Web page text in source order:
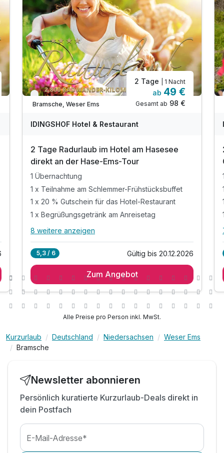
Ausstattung
Zusatznächte
Juniorsuite/n
WAR
202
Verfügbar bis Dezember
Bramsche, Weser Ems
2 Tage | 1 Nacht
ab 49 €
Gesamt ab 98 €
IDINGSHOF Hotel & Restaurant
2 Tage Radurlaub im Hotel am Hasesee
direkt an der Hase-Ems-Tour
1 Übernachtung
1 x Teilnahme am Schlemmer-Frühstücksbuffet
1 x 20 % Gutschein für das Hotel-Restaurant
1 x Begrüßungsgetränk am Anreisetag
Alle Inklusivleistungen
1 x Teilnahme am Schlemmer-Frühstücksbuffet
Gratis: Tourenplaner Osnabrücker-Land
Gratis: Gutscheinbuch "mehrWERT Bramsche"
Gratis: Eintritt in das Hase Bad (2 min entfernt)
Gratis: Nutzung der Tennis- und Squashplätze
Gratis: W-Lan im gesamten Hotel
8 weitere anzeigen
5,3 / 6 Gültig bis 20.12.2026
Zum Angebot
Alle Preise pro Person inkl. MwSt.
Kurzurlaub Deutschland Niedersachsen
Weser Ems
Bramsche
Newsletter abonnieren
Persönlich kuratierte Kurzurlaub-Deals direkt in
dein Postfach
E-Mail-Adresse*